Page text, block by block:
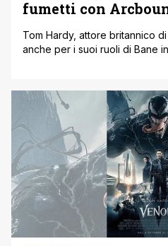
fumetti con
Tom Hardy, attore britannico
anche per i suoi ruoli di Bane
a fianco degli autori Scott
Smallman. Come annunciato [']